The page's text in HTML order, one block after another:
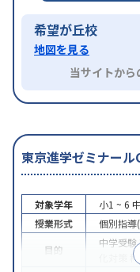
希望が丘校
地図を見る
当サイトか
東京進学ゼミナール
対象学年 小1 ~ 6
授業形式
個別指導
目的
中学受験